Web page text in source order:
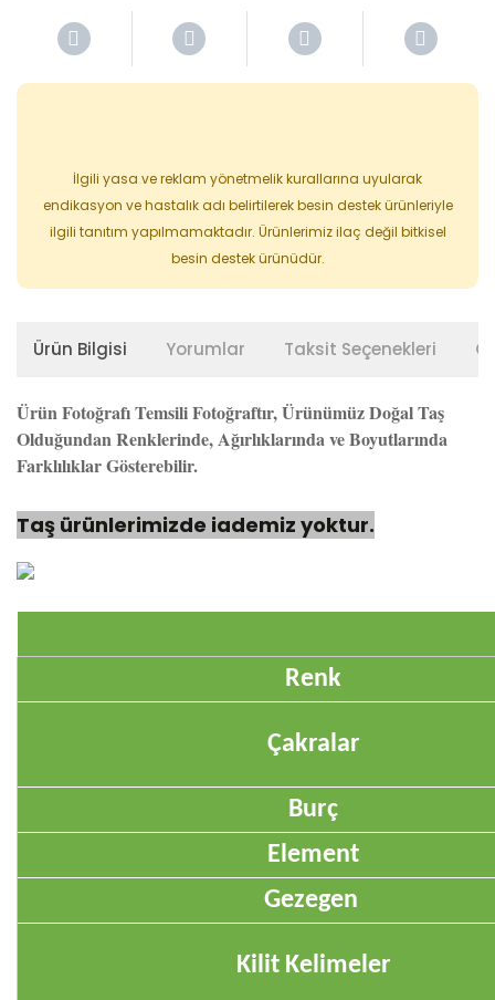
İlgili yasa ve reklam yönetmelik kurallarına uyularak
endikasyon ve hastalık adı belirtilerek besin destek ürünleriyle
ilgili tanıtım yapılmamaktadır. Ürünlerimiz ilaç değil bitkisel
besin destek ürünüdür.
Ürün Bilgisi Yorumlar Taksit Seçenekleri
Ürün Fotoğrafı Temsili Fotoğraftır, Ürünümüz Doğal Taş
Olduğundan Renklerinde, Ağırlıklarında ve Boyutlarında
Farklılıklar Gösterebilir.
Taş ürünlerimizde iademiz yoktur.
Renk
Çakralar
Burç
Element
Gezegen
Kilit Kelimeler